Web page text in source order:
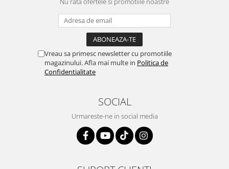
Vreau sa primesc newsletter cu promotiile
magazinului. Afla mai multe in Politica de
Confidentialitate
SOCIAL
Urmareste-ne in social media